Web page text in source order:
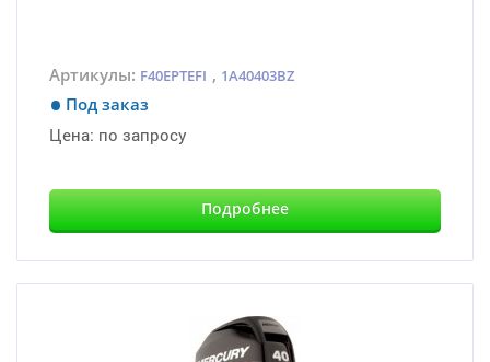
Артикулы: F40EPTEFI , 1A40403BZ
Под заказ
Цена: по запросу
Подробнее